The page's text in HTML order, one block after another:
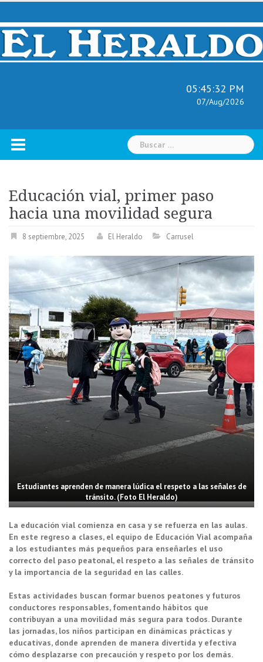
Skip
content
05:45:33 PM
07/Aug/2026
Buscar:
Educación vial, primer paso
hacia una movilidad segura
8 septiembre, 2025 El Heraldo Carrusel
Estudiantes aprenden de manera lúdica el respeto a las señales de
tránsito. (Foto El Heraldo)
La educación vial comienza en casa y se refuerza en las aulas.
En este regreso a clases, el equipo de Educación Vial acompaña
a los estudiantes más pequeños para enseñarles el uso
correcto del paso peatonal, el respeto a las señales de tránsito
y la importancia de la seguridad en las calles.
Estas actividades buscan formar buenos peatones y futuros
conductores responsables, fomentando hábitos que
contribuyan a una movilidad más segura para todos. Durante
las jornadas, los niños participan en dinámicas prácticas y
educativas, donde aprenden de manera divertida y efectiva
cómo desplazarse con precaución y respeto por los demás.